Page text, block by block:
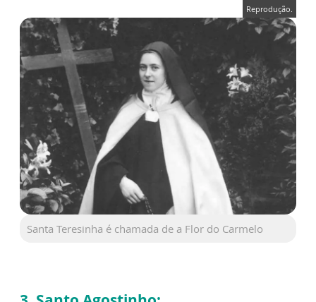
Reprodução.
Santa Teresinha é chamada de a Flor do Carmelo